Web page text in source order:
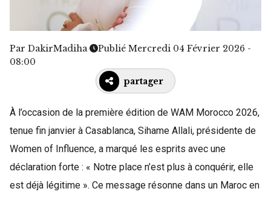
Par DakirMadiha
Publié Mercredi 04 Février 2026 -
08:00
partager
À l’occasion de la première édition de WAM Morocco 2026,
tenue fin janvier à Casablanca, Sihame Allali, présidente de
Women of Influence, a marqué les esprits avec une
déclaration forte : « Notre place n’est plus à conquérir, elle
est déjà légitime ». Ce message résonne dans un Maroc en